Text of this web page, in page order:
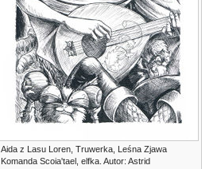
Aida z Lasu Loren, Truwerka, Leśna Zjawa
Komanda Scoia'tael, elfka. Autor: Astrid